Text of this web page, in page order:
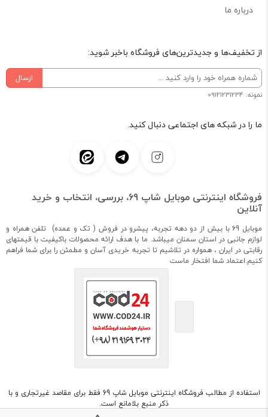
درباره ما
از تخفیف‌ها و جدیدترین‌های فروشگاه باخبر شوید:
ارسال
نمونه: 09121231234
ما را در شبکه های اجتماعی دنبال کنید.
فروشگاه اینترنتی موبایل شاپ 69، بررسی، انتخاب و خرید
آنلاین
موبایل 69 با بیش از دو دهه تجربه، پیشرو در فروش ( تک و عمده) تلفن همراه و
لوازم جانبی در استان سمنان میباشد. ما با هدف ارائه محصولات باکیفیت با قیمتهای
رقابتی در ایران ، همواره در تلاشیم تا تجربه خریدی آسان و مطمئن را برای شما فراهم
کنیم.اعتماد شما افتخار ماست
استفاده از مطالب فروشگاه اینترنتی موبایل شاپ 69 فقط برای مقاصد غیرتجاری و با
ذکر منبع بلامانع است.